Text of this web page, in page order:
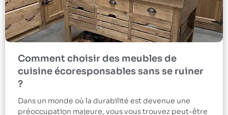
Comment choisir des meubles de
cuisine écoresponsables sans se ruiner
?
Dans un monde où la durabilité est devenue une
préoccupation majeure, vous vous trouvez peut-être